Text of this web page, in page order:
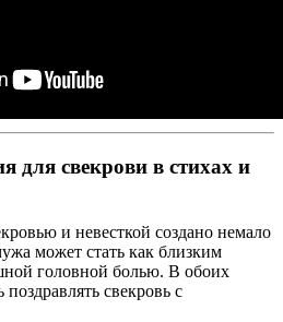
для свекрови в стихах и
и невесткой создано немало
может стать как близким
головной болью. В обоих
свекровь с